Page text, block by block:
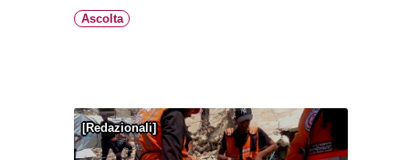
Ascolta
Redazionali